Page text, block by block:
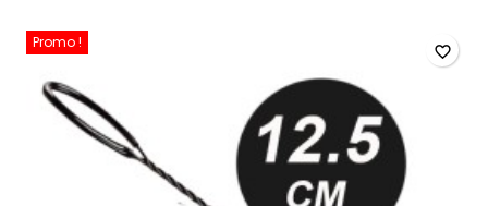
Promo ! favorite_border